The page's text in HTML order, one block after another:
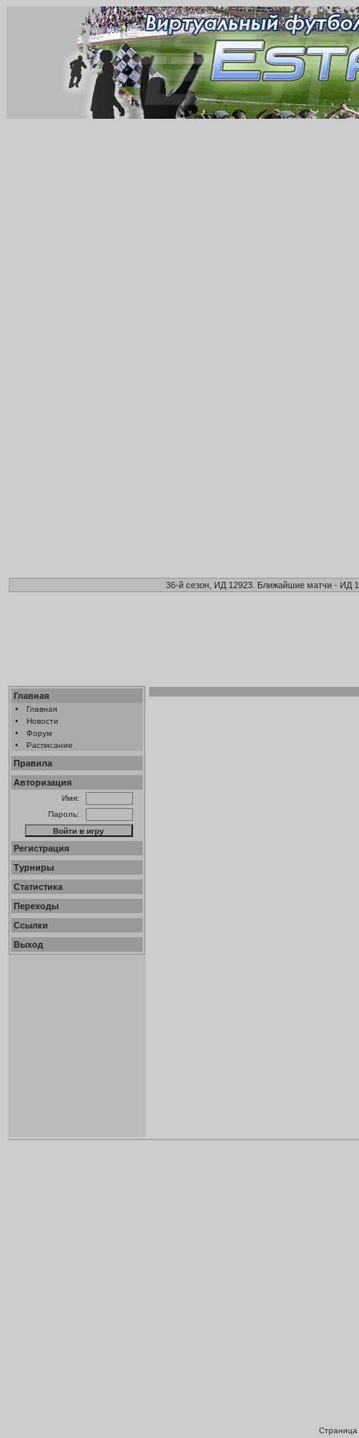
36-й сезон, ИД 12923. Ближайшие матчи - ИД
Главная
•
Главная
•
Новости
•
Форум
•
Расписание
Правила
Авторизация
Имя:
Пароль:
Регистрация
Турниры
Статистика
Переходы
Ссылки
Выход
Страница